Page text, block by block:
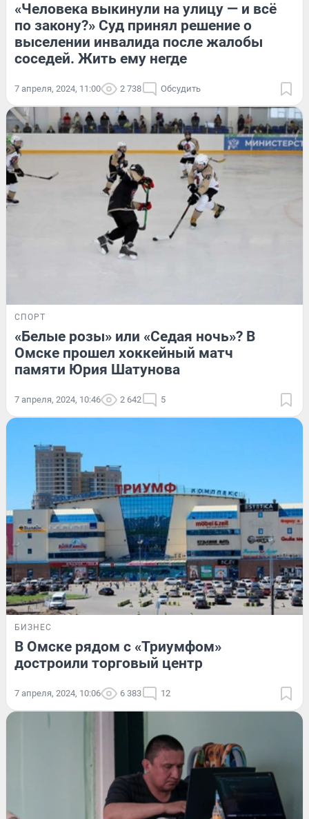
«Человека выкинули на улицу — и всё
по закону?» Суд принял решение о
выселении инвалида после жалобы
соседей. Жить ему негде
7 апреля, 2024, 11:00 2 738 Обсудить
СПОРТ
«Белые розы» или «Седая ночь»? В
Омске прошел хоккейный матч
памяти Юрия Шатунова
7 апреля, 2024, 10:46 2 642 5
БИЗНЕС
В Омске рядом с «Триумфом»
достроили торговый центр
7 апреля, 2024, 10:06 6 383 12